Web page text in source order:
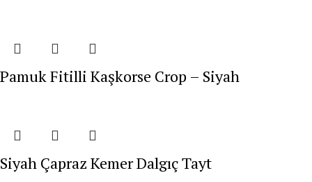
Pamuk Fitilli Kaşkorse Crop – Siyah
Siyah Çapraz Kemer Dalgıç Tayt